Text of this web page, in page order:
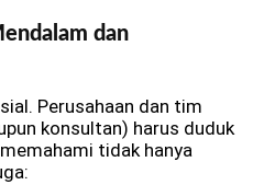
dan
Perusahaan dan tim
konsultan) harus duduk
tidak hanya